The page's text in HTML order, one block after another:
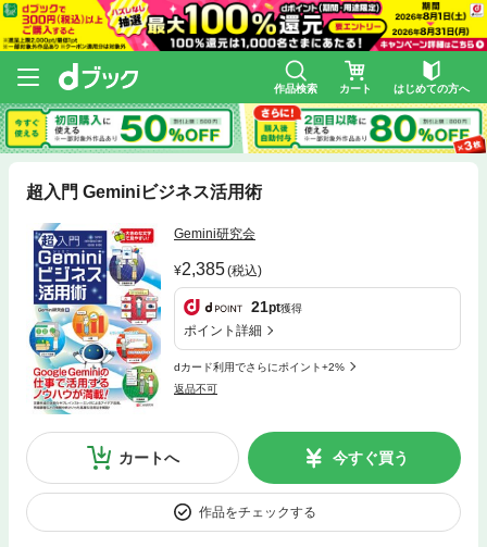
作品検索 カート はじめての方へ
超入門 Geminiビジネス活用術
Gemini研究会
2,385(税込)
21pt獲得
ポイント詳細
dカード利用でさらにポイント+2%
返品不可
カートへ 今すぐ買う
作品をチェックする